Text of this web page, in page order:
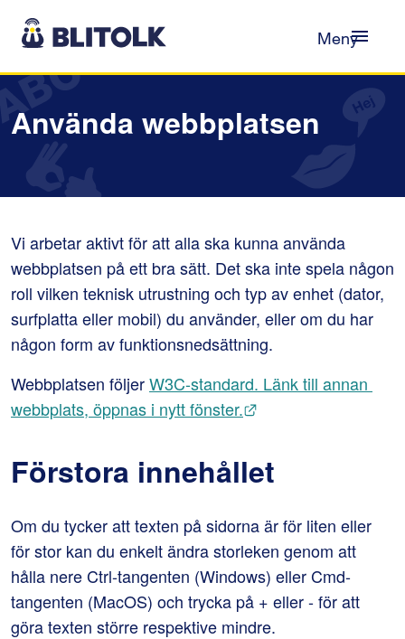
Gå till innehåll
Meny
Använda webbplatsen
Vi arbetar aktivt för att alla ska kunna använda
webbplatsen på ett bra sätt. Det ska inte spela någon
roll vilken teknisk utrustning och typ av enhet (dator,
surfplatta eller mobil) du använder, eller om du har
någon form av funktionsnedsättning.
Webbplatsen följer W3C-standard. Länk till annan
webbplats, öppnas i nytt fönster.
Länk till annan
Förstora innehållet
Om du tycker att texten på sidorna är för liten eller
för stor kan du enkelt ändra storleken genom att
hålla nere Ctrl-tangenten (Windows) eller Cmd-
tangenten (MacOS) och trycka på + eller - för att
göra texten större respektive mindre.